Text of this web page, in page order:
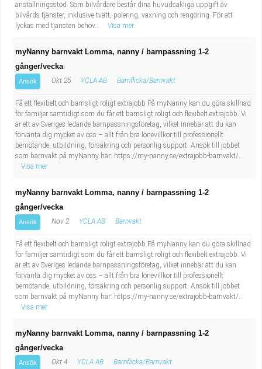
anställningsstöd. Som bilvårdare består dina huvudsakliga uppgift av
bilvårds tjänster, inklusive tvätt, polering, vaxning och rengöring. För att
lyckas med tjänsten behöv...
Visa mer
myNanny barnvakt Lomma, nanny / barnpassning 1-2
gånger/vecka
Ansök Okt 25 YCLA AB Barnflicka/Barnvakt
Få ett flexibelt och barnsligt roligt extrajobb På myNanny kan du göra skillnad
för familjer samtidigt som du får ett barnsligt roligt och flexibelt extrajobb. Vi
är ett av Sveriges ledande barnpassningsföretag, vilket innebär att du kan
förvänta dig mycket av oss – allt från bra lönevillkor till professionellt
bemötande, utbildning, försäkring och personlig support. Ansök till jobbet
som barnvakt på myNanny här: https://my-nanny.se/extrajobb-barnvakt/...
Visa mer
myNanny barnvakt Lomma, nanny / barnpassning 1-2
gånger/vecka
Ansök Nov 2 YCLA AB Barnvakt
Få ett flexibelt och barnsligt roligt extrajobb På myNanny kan du göra skillnad
för familjer samtidigt som du får ett barnsligt roligt och flexibelt extrajobb. Vi
är ett av Sveriges ledande barnpassningsföretag, vilket innebär att du kan
förvänta dig mycket av oss – allt från bra lönevillkor till professionellt
bemötande, utbildning, försäkring och personlig support. Ansök till jobbet
som barnvakt på myNanny här: https://my-nanny.se/extrajobb-barnvakt/...
Visa mer
myNanny barnvakt Lomma, nanny / barnpassning 1-2
gånger/vecka
Ansök Okt 4 YCLA AB Barnflicka/Barnvakt